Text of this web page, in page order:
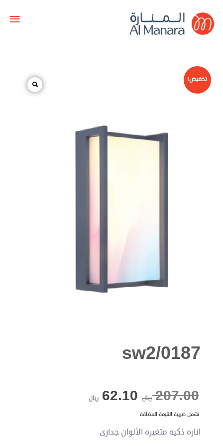
تخفيض!
0187/sw2
207.00 ريال السعر
الأصلي
62.10 ريال
تشمل ضريبة القيمة المضافة
اناره ذكيه متغيره الألوان جدارى